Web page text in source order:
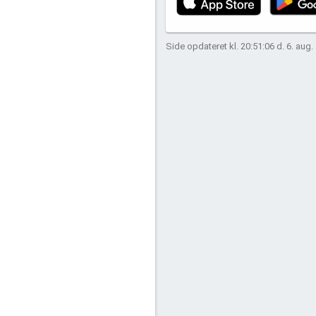
Side opdateret kl. 20:51:06 d. 6. aug.